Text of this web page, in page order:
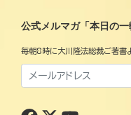
公式メルマガ「本日の一
毎朝8時に大川隆法総裁ご著書